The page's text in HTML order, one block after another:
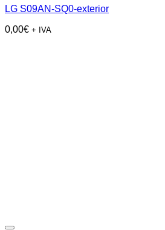
LG S09AN-SQ0-exterior
0,00€ + IVA